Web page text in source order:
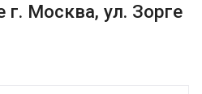
г. Москва, ул. Зорге